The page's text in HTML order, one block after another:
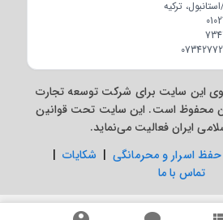
این سایت برای شرکت توسعه تجارت
محفوظ است. این سایت تحت قوانین
ایران فعالیت می‌نماید.
اسرار و محرمانگی | شکایات |
تماس با ما